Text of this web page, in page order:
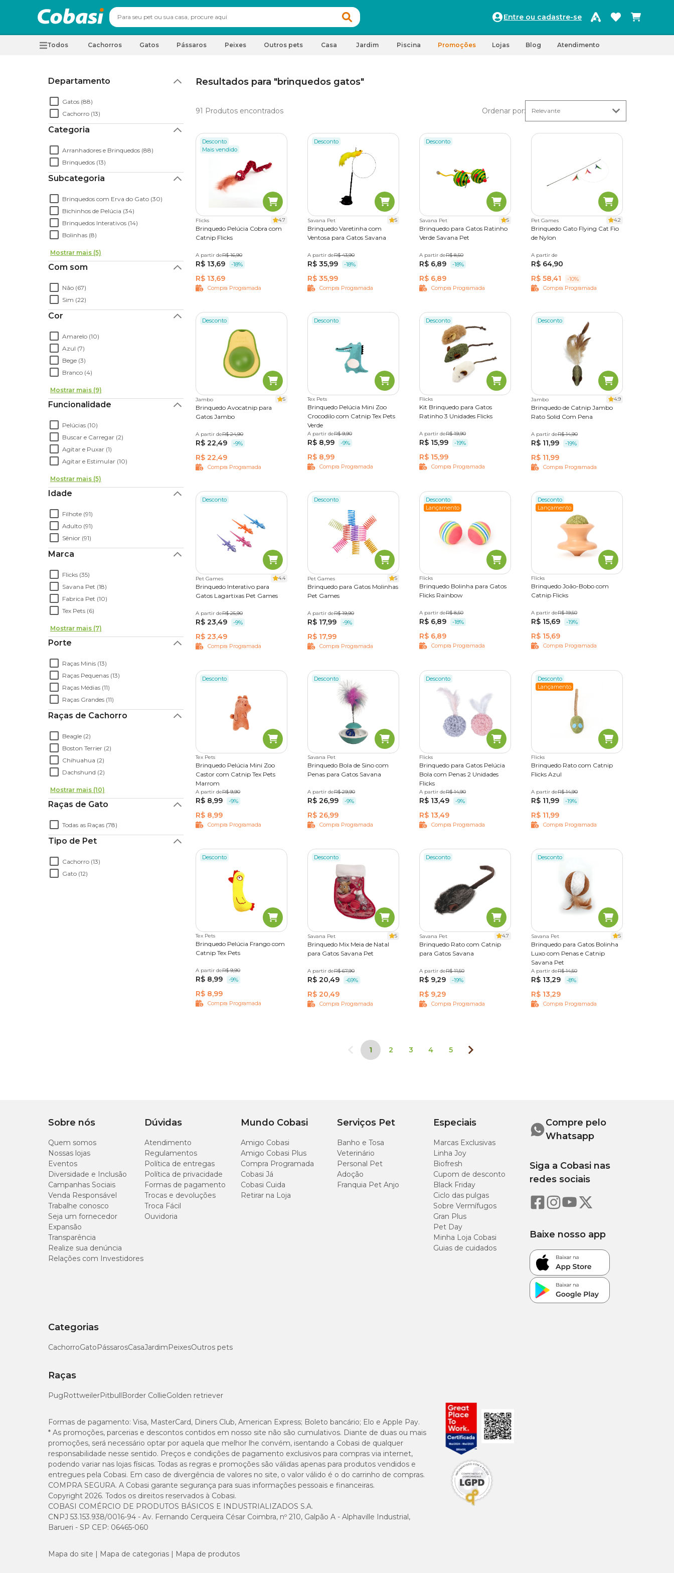
Entre ou cadastre-se
Todos Cachorros Gatos Pássaros Peixes Outros pets Casa Jardim Piscina Promoções Lojas Blog Atendimento
Departamento
Gatos (88)
Cachorro (13)
Categoria
Arranhadores e Brinquedos (88)
Brinquedos (13)
Subcategoria
Brinquedos com Erva do Gato (30)
Bichinhos de Pelúcia (34)
Brinquedos Interativos (14)
Bolinhas (8)
Mostrar mais (5)
Com som
Não (67)
Sim (22)
Cor
Amarelo (10)
Azul (7)
Bege (3)
Branco (4)
Mostrar mais (9)
Funcionalidade
Pelúcias (10)
Buscar e Carregar (2)
Agitar e Puxar (1)
Agitar e Estimular (10)
Mostrar mais (5)
Idade
Filhote (91)
Adulto (91)
Sênior (91)
Marca
Flicks (35)
Savana Pet (18)
Fabrica Pet (10)
Tex Pets (6)
Mostrar mais (7)
Porte
Raças Minis (13)
Raças Pequenas (13)
Raças Médias (11)
Raças Grandes (11)
Raças de Cachorro
Beagle (2)
Boston Terrier (2)
Chihuahua (2)
Dachshund (2)
Mostrar mais (10)
Raças de Gato
Todas as Raças (78)
Tipo de Pet
Cachorro (13)
Gato (12)
Resultados para "brinquedos gatos"
91 Produtos encontrados Ordenar por:
Desconto
Mais vendido
Flicks 4.7
Brinquedo Pelúcia Cobra com
Catnip Flicks
Único
A partir deR$ 16,90
R$ 13,69 -18%
R$ 13,69
Compra Programada
Desconto
Savana Pet 5
Brinquedo Varetinha com
Ventosa para Gatos Savana
Único
A partir deR$ 43,90
R$ 35,99 -18%
R$ 35,99
Compra Programada
Desconto
Savana Pet 5
Brinquedo para Gatos Ratinho
Verde Savana Pet
2 unidades
A partir deR$ 8,50
R$ 6,89 -18%
R$ 6,89
Compra Programada
Pet Games 4.2
Brinquedo Gato Flying Cat Fio
de Nylon
Único
A partir de
R$ 64,90
R$ 58,41
-10%
Compra Programada
Desconto
Jambo 5
Brinquedo Avocatnip para
Gatos Jambo
Único
A partir deR$ 24,90
R$ 22,49 -9%
R$ 22,49
Compra Programada
Desconto
Tex Pets
Brinquedo Pelúcia Mini Zoo
Crocodilo com Catnip Tex Pets
Verde
Único
A partir deR$ 9,90
R$ 8,99 -9%
R$ 8,99
Compra Programada
Desconto
Flicks
Kit Brinquedo para Gatos
Ratinho 3 Unidades Flicks
Único
A partir deR$ 19,90
R$ 15,99 -19%
R$ 15,99
Compra Programada
Desconto
Jambo 4.9
Brinquedo de Catnip Jambo
Rato Solid Com Pena
Único
A partir deR$ 14,90
R$ 11,99 -19%
R$ 11,99
Compra Programada
Desconto
Pet Games 4.4
Brinquedo Interativo para
Gatos Lagartixas Pet Games
4 unidades
A partir deR$ 25,90
R$ 23,49 -9%
R$ 23,49
Compra Programada
Desconto
Pet Games 5
Brinquedo para Gatos Molinhas
Pet Games
Único
A partir deR$ 19,90
R$ 17,99 -9%
R$ 17,99
Compra Programada
Desconto
Lançamento
Flicks
Brinquedo Bolinha para Gatos
Flicks Rainbow
Único
A partir deR$ 8,50
R$ 6,89 -18%
R$ 6,89
Compra Programada
Desconto
Lançamento
Flicks
Brinquedo João-Bobo com
Catnip Flicks
Único
A partir deR$ 19,50
R$ 15,69 -19%
R$ 15,69
Compra Programada
Desconto
Tex Pets
Brinquedo Pelúcia Mini Zoo
Castor com Catnip Tex Pets
Marrom
Único
A partir deR$ 9,90
R$ 8,99 -9%
R$ 8,99
Compra Programada
Desconto
Savana Pet
Brinquedo Bola de Sino com
Penas para Gatos Savana
Único
A partir deR$ 29,90
R$ 26,99 -9%
R$ 26,99
Compra Programada
Desconto
Flicks
Brinquedo para Gatos Pelúcia
Bola com Penas 2 Unidades
Flicks
Único
A partir deR$ 14,90
R$ 13,49 -9%
R$ 13,49
Compra Programada
Desconto
Lançamento
Flicks
Brinquedo Rato com Catnip
Flicks Azul
P G
A partir deR$ 14,90
R$ 11,99 -19%
R$ 11,99
Compra Programada
Desconto
Tex Pets
Brinquedo Pelúcia Frango com
Catnip Tex Pets
Único
A partir deR$ 9,90
R$ 8,99 -9%
R$ 8,99
Compra Programada
Desconto
Savana Pet 5
Brinquedo Mix Meia de Natal
para Gatos Savana Pet
Único
A partir deR$ 67,90
R$ 20,49 -69%
R$ 20,49
Compra Programada
Desconto
Savana Pet 4.7
Brinquedo Rato com Catnip
para Gatos Savana
Único
A partir deR$ 11,50
R$ 9,29 -19%
R$ 9,29
Compra Programada
Desconto
Savana Pet 5
Brinquedo para Gatos Bolinha
Luxo com Penas e Catnip
Savana Pet
Único
A partir deR$ 14,50
R$ 13,29 -8%
R$ 13,29
Compra Programada
1 2 3 4 5
Sobre nós
Quem somos
Nossas lojas
Eventos
Diversidade e Inclusão
Campanhas Sociais
Venda Responsável
Trabalhe conosco
Seja um fornecedor
Expansão
Transparência
Realize sua denúncia
Relações com Investidores
Dúvidas
Atendimento
Regulamentos
Política de entregas
Política de privacidade
Formas de pagamento
Trocas e devoluções
Troca Fácil
Ouvidoria
Mundo Cobasi
Amigo Cobasi
Amigo Cobasi Plus
Compra Programada
Cobasi Já
Cobasi Cuida
Retirar na Loja
Serviços Pet
Banho e Tosa
Veterinário
Personal Pet
Adoção
Franquia Pet Anjo
Especiais
Marcas Exclusivas
Linha Joy
Biofresh
Cupom de desconto
Black Friday
Ciclo das pulgas
Sobre Vermífugos
Gran Plus
Pet Day
Minha Loja Cobasi
Guias de cuidados
Categorias
CachorroGatoPássarosCasaJardimPeixesOutros pets
Raças
PugRottweilerPitbullBorder CollieGolden retriever
Compre pelo
Whatsapp
Siga a Cobasi nas
redes sociais
Baixe nosso app
Formas de pagamento: Visa, MasterCard, Diners Club, American Express; Boleto bancário; Elo e Apple Pay.
* As promoções, parcerias e descontos contidos em nosso site não são cumulativos. Diante de duas ou mais
promoções, será necessário optar por aquela que melhor lhe convém, isentando a Cobasi de qualquer
responsabilidade nesse sentido. Preços e condições de pagamento exclusivos para compras via internet,
podendo variar nas lojas físicas. Todas as regras e promoções são válidas apenas para produtos vendidos e
entregues pela Cobasi. Em caso de divergência de valores no site, o valor válido é o do carrinho de compras.
COMPRA SEGURA. A Cobasi garante segurança para suas informações pessoais e financeiras.
Copyright 2026. Todos os direitos reservados à Cobasi.
COBASI COMÉRCIO DE PRODUTOS BÁSICOS E INDUSTRIALIZADOS S.A.
CNPJ 53.153.938/0016-94 - Av. Fernando Cerqueira César Coimbra, nº 210, Galpão A - Alphaville Industrial,
Barueri - SP CEP: 06465-060
Mapa do site Mapa de categorias Mapa de produtos